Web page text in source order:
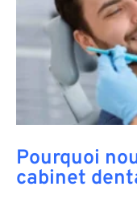
Pourquoi
cabinet